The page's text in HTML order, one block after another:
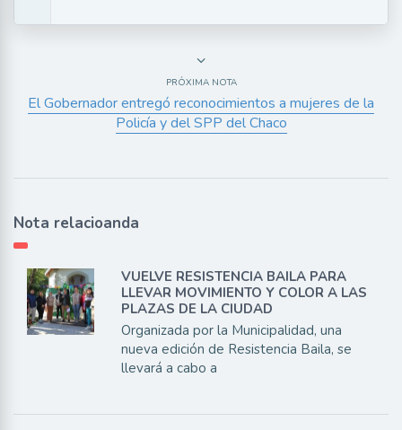
PRÓXIMA NOTA
El Gobernador entregó reconocimientos a mujeres de la
Policía y del SPP del Chaco
Nota relacioanda
VUELVE RESISTENCIA BAILA PARA
LLEVAR MOVIMIENTO Y COLOR A LAS
PLAZAS DE LA CIUDAD
Organizada por la Municipalidad, una
nueva edición de Resistencia Baila, se
llevará a cabo a